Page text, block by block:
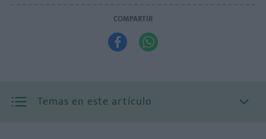
COMPARTIR
 
Temas en este artículo